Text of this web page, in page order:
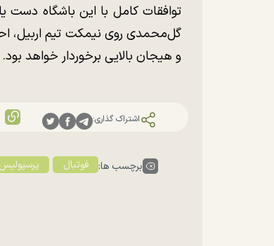
توافقات کامل با این باشگاه
گل‌محمدی روی نیمکت تیم اربیل،
و هیجان بالایی برخوردار خواهد بود.
اشتراک گذاری:
برچسب ها: فوتبال پرسپولیس